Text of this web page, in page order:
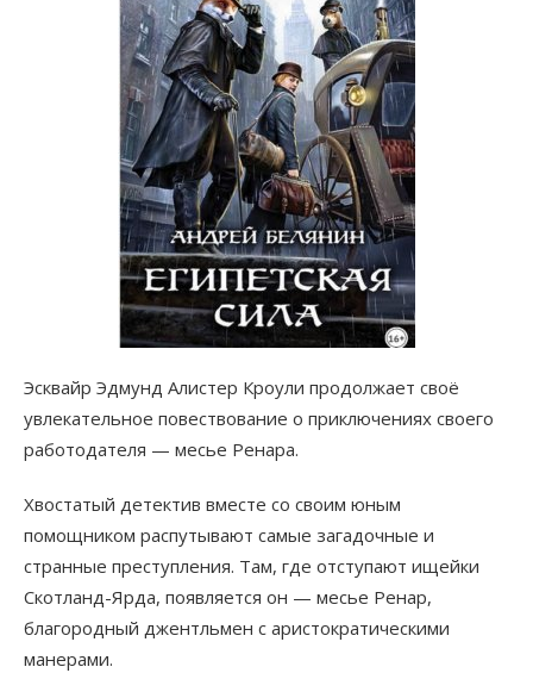
Эсквайр Эдмунд Алистер Кроули продолжает своё
увлекательное повествование о приключениях своего
работодателя — месье Ренара.
Хвостатый детектив вместе со своим юным
помощником распутывают самые загадочные и
странные преступления. Там, где отступают ищейки
Скотланд-Ярда, появляется он — месье Ренар,
благородный джентльмен с аристократическими
манерами.